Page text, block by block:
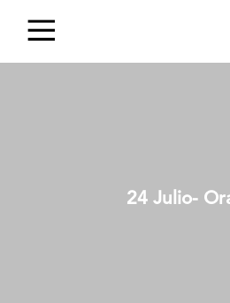
24 Julio-